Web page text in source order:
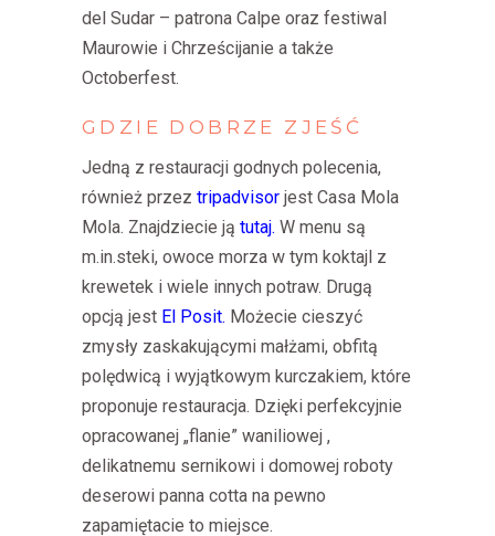
del Sudar – patrona Calpe oraz festiwal
Maurowie i Chrześcijanie a także
Octoberfest.
GDZIE DOBRZE ZJEŚĆ
Jedną z restauracji godnych polecenia,
również przez tripadvisor jest Casa Mola
Mola. Znajdziecie ją tutaj. W menu są
m.in.steki, owoce morza w tym koktajl z
krewetek i wiele innych potraw. Drugą
opcją jest El Posit. Możecie cieszyć
zmysły zaskakującymi małżami, obfitą
polędwicą i wyjątkowym kurczakiem, które
proponuje restauracja. Dzięki perfekcyjnie
opracowanej „flanie” waniliowej ,
delikatnemu sernikowi i domowej roboty
deserowi panna cotta na pewno
zapamiętacie to miejsce.